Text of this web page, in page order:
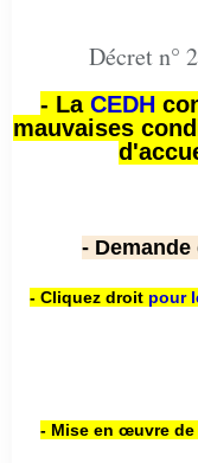
Décret n°
- La CEDH
mauvaises
- Demande
- Cliquez droit pour
- Mise en œuvre de